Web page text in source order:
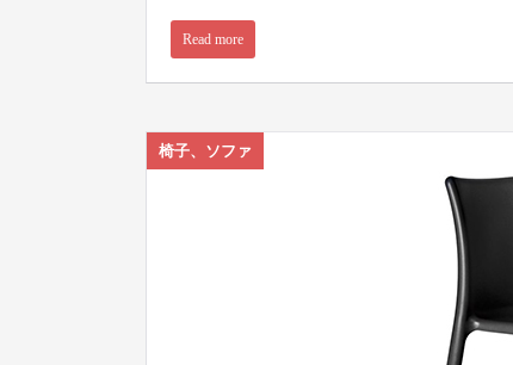
Read more
椅子、ソファ